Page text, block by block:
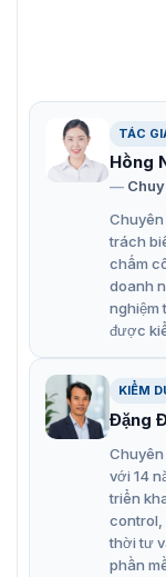
đến hình ảnh
Camera
có tính
Chất lượng
Với độ phân giải
nét, chi tiết, đáp
TÁC
Hồng
Chuyên
trách
chấm
doanh
nghiệm
được
KIỂM
Đặng
Chuyên
với 14
triển
control,
thời tư
phần